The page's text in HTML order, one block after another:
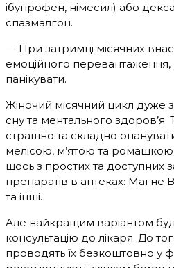
ібупрофен, німесил) або
спазмалгон.
— При затримці місячних
емоційного
панікувати.
Жіночий місячний цикл дуже
сну та ментального
страшно та складно
мелісою, м’ятою та
щось з простих та доступних
препаратів в аптеках: Магне
та інші.
Але найкращим варіантом
консультацію до лікаря. До
проводять їх безкоштовно у